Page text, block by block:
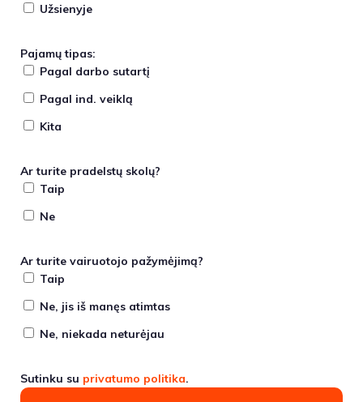
Užsienyje
Pajamų tipas:
Pagal darbo sutartį
Pagal ind. veiklą
Kita
Ar turite pradelstų skolų?
Taip
Ne
Ar turite vairuotojo pažymėjimą?
Taip
Ne, jis iš manęs atimtas
Ne, niekada neturėjau
Sutinku su privatumo politika.